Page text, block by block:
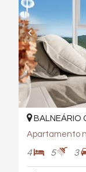
BALNEÁRIO
Apartamento
4 5 3